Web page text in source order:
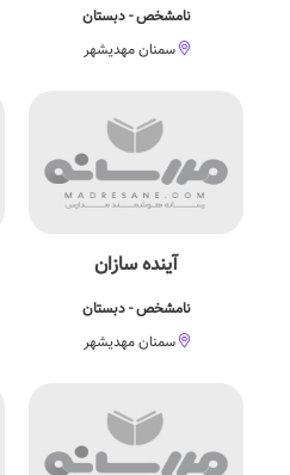
نامشخص - دبستان
سمنان مهدیشهر
آینده سازان
نامشخص - دبستان
سمنان مهدیشهر